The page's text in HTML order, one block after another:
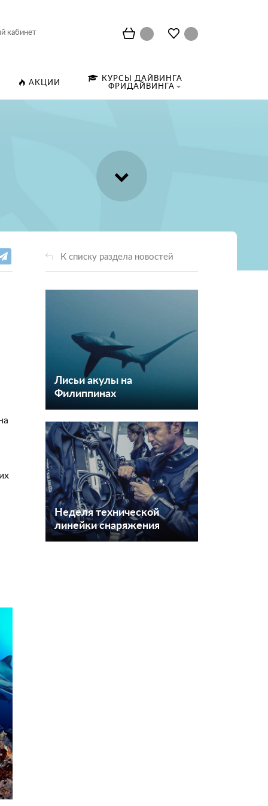
кабинет
АКЦИИ
КУРСЫ ДАЙВИНГА
ФРИДАЙВИНГА
К списку раздела новостей
Лисьи акулы на
Филиппинах
Неделя технической
линейки снаряжения
Mares